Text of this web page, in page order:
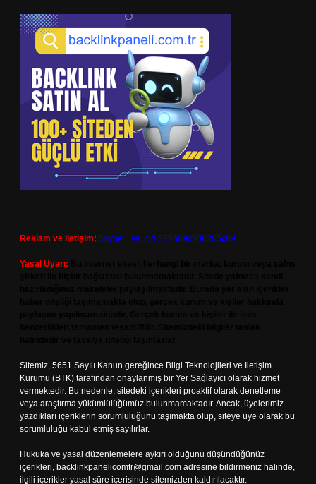
Reklam ve İletişim: Skype: live:.cid.575569c608265c69
Yasal Uyarı:
Sitemiz, 5651 Sayılı Kanun gereğince Bilgi Teknolojileri ve İletişim
Kurumu (BTK) tarafından onaylanmış bir Yer Sağlayıcı olarak hizmet
vermektedir. Bu nedenle, sitedeki içerikleri proaktif olarak denetleme
veya araştırma yükümlülüğümüz bulunmamaktadır. Ancak, üyelerimiz
yazdıkları içeriklerin sorumluluğunu taşımakta olup, siteye üye olarak bu
sorumluluğu kabul etmiş sayılırlar.
Hukuka ve yasal düzenlemelere aykırı olduğunu düşündüğünüz
içerikleri, backlinkpanelicomtr@gmail.com adresine bildirmeniz halinde,
ilgili içerikler yasal süre içerisinde sitemizden kaldırılacaktır.